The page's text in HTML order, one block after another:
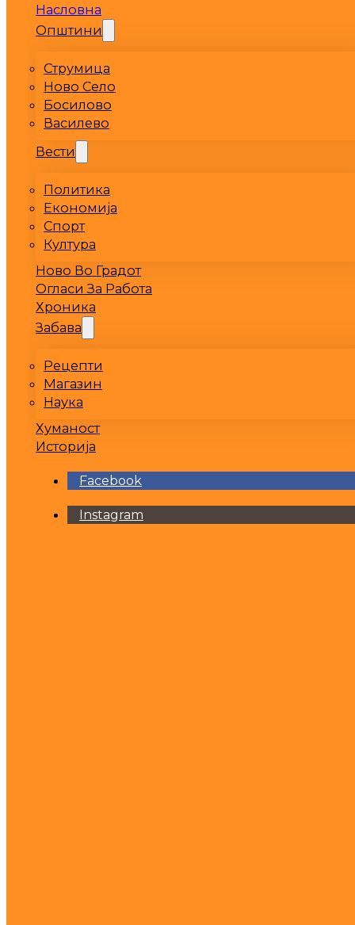
Насловна
Општини
Струмица
Ново Село
Босилово
Василево
Вести
Политика
Економија
Спорт
Култура
Ново Во Градот
Огласи За Работа
Хроника
Забава
Рецепти
Магазин
Наука
Хуманост
Историја
Facebook
Instagram